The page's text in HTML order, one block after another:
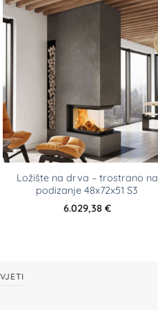
Ložište na drva – trostrano na
podizanje 48x72x51 S3
6.029,38 €